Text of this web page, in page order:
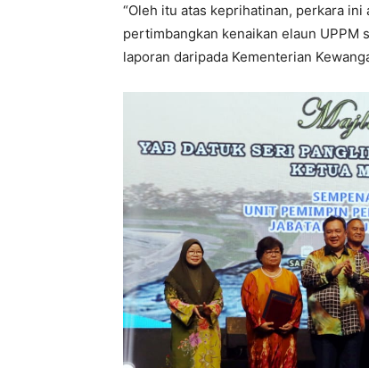
“Oleh itu atas keprihatinan, perkara
pertimbangkan kenaikan elaun
laporan daripada Kementerian